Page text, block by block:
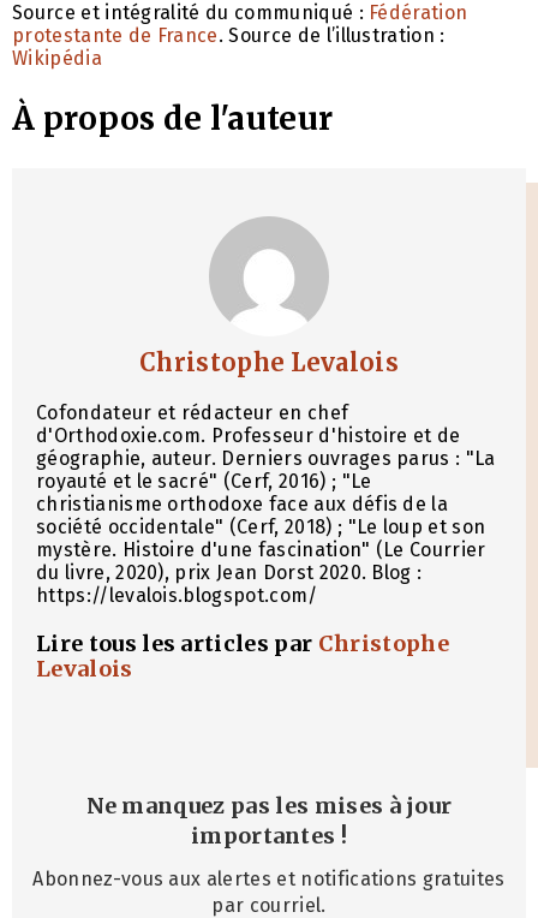
Source et intégralité du communiqué : Fédération
protestante de France. Source de l’illustration :
Wikipédia
À propos de l'auteur
Christophe Levalois
Cofondateur et rédacteur en chef
d'Orthodoxie.com. Professeur d'histoire et de
géographie, auteur. Derniers ouvrages parus : "La
royauté et le sacré" (Cerf, 2016) ; "Le
christianisme orthodoxe face aux défis de la
société occidentale" (Cerf, 2018) ; "Le loup et son
mystère. Histoire d'une fascination" (Le Courrier
du livre, 2020), prix Jean Dorst 2020. Blog :
https://levalois.blogspot.com/
Lire tous les articles par Christophe
Levalois
Ne manquez pas les mises à jour
importantes !
Abonnez-vous aux alertes et notifications gratuites
par courriel.